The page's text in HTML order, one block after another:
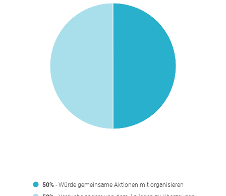
50% - Würde gemeinsame Aktionen mit organisieren